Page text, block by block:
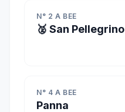
N° 2 A BEE
🥈 San Pellegrino
N° 4 A BEE
Panna